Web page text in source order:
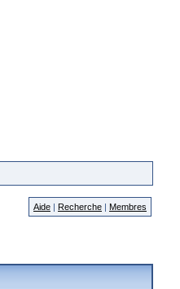
Aide | Recherche | Membres